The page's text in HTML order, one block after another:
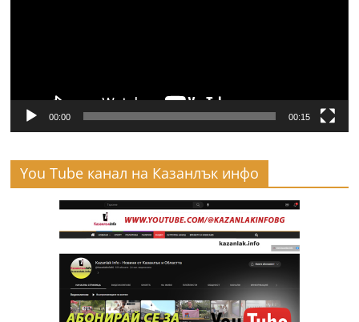
00:00 00:15
You Tube канал на Казанлък инфо